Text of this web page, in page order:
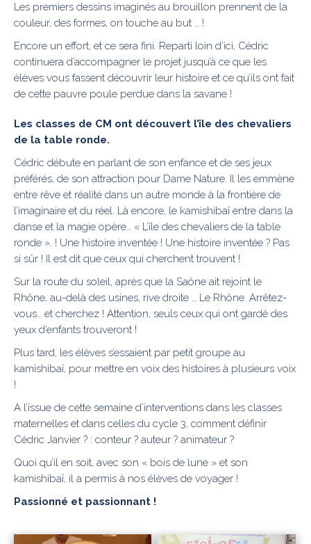
Les premiers dessins imaginés au brouillon prennent de la
couleur, des formes, on touche au but … !
Encore un effort, et ce sera fini. Reparti loin d’ici, Cédric
continuera d’accompagner le projet jusqu’à ce que les
élèves vous fassent découvrir leur histoire et ce qu’ils ont fait
de cette pauvre poule perdue dans la savane !
Les classes de CM ont découvert l’île des chevaliers
de la table ronde.
Cédric débute en parlant de son enfance et de ses jeux
préférés, de son attraction pour Dame Nature. Il les emmène
entre rêve et réalité dans un autre monde à la frontière de
l’imaginaire et du réel. Là encore, le kamishibaï entre dans la
danse et la magie opère… « L’île des chevaliers de la table
ronde ». ! Une histoire inventée ! Une histoire inventée ? Pas
si sûr ! Il est dit que ceux qui cherchent trouvent !
Sur la route du soleil, après que la Saône ait rejoint le
Rhône, au-delà des usines, rive droite … Le Rhône. Arrêtez-
vous… et cherchez ! Attention, seuls ceux qui ont gardé des
yeux d’enfants trouveront !
Plus tard, les élèves s’essaient par petit groupe au
kamishibaï, pour mettre en voix des histoires à plusieurs voix
!
A l’issue de cette semaine d’interventions dans les classes
maternelles et dans celles du cycle 3, comment définir
Cédric Janvier ? : conteur ? auteur ? animateur ?
Quoi qu’il en soit, avec son « bois de lune » et son
kamishibaï, il a permis à nos élèves de voyager !
Passionné et passionnant !